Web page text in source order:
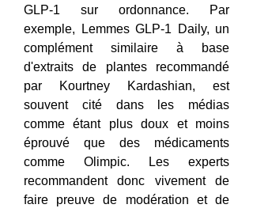
GLP-1 sur ordonnance. Par
exemple, Lemmes GLP-1 Daily, un
complément similaire à base
d'extraits de plantes recommandé
par Kourtney Kardashian, est
souvent cité dans les médias
comme étant plus doux et moins
éprouvé que des médicaments
comme Olimpic. Les experts
recommandent donc vivement de
faire preuve de modération et de